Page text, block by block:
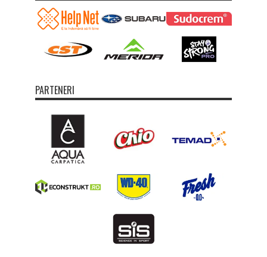
PARTENERI